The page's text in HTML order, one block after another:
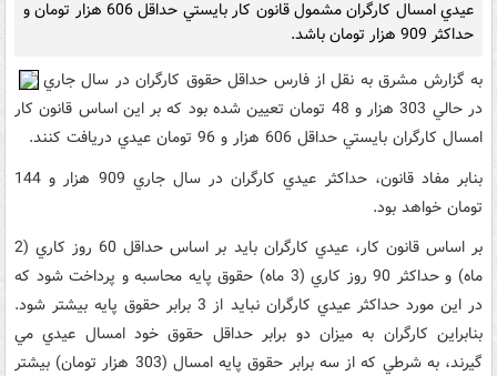
عيدي امسال کارگران مشمول قانون کار بايستي حداقل 606 هزار تومان و
حداکثر 909 هزار تومان باشد.
به گزارش مشرق به نقل از فارس حداقل حقوق کارگران در سال جاري
در حالي 303 هزار و 48 تومان تعيين شده بود که بر اين اساس قانون کار
امسال کارگران بايستي حداقل 606 هزار و 96 تومان عيدي دريافت کنند.
بنابر مفاد قانون، حداکثر عيدي کارگران در سال جاري 909 هزار و 144
تومان خواهد بود.
بر اساس قانون کار، عيدي کارگران بايد بر اساس حداقل 60 روز کاري (2
ماه) و حداکثر 90 روز کاري (3 ماه) حقوق پايه محاسبه و پرداخت شود که
در اين مورد حداکثر عيدي کارگران نبايد از 3 برابر حقوق پايه بيشتر شود.
بنابراين کارگران به ميزان دو برابر حداقل حقوق خود امسال عيدي مي
گيرند، به شرطي که از سه برابر حقوق پايه امسال (303 هزار تومان) بيشتر